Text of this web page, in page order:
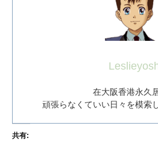
在大阪香港永久
頑張らなくていい日々を模索
共有: